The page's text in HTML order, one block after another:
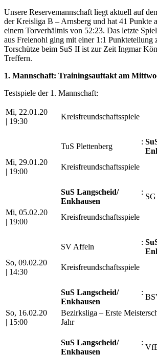
Unsere Reservemannschaft liegt aktuell auf
der Kreisliga B – Arnsberg und hat 41 Punkte
einem Torverhältnis von 52:23. Das letzte
aus Freienohl ging mit einer 1:1 Punkteteilung
Torschütze beim SuS II ist zur Zeit Ingmar
Treffern.
1. Mannschaft: Trainingsauftakt am
Testspiele der 1. Mannschaft:
Mi, 22.01.20
| 19:30
Kreisfreundschaftsspiele
TuS Plettenberg
:
Mi, 29.01.20
| 19:00
Kreisfreundschaftsspiele
SuS Langscheid/​
Enkhausen
:
Mi, 05.02.20
| 19:00
Kreisfreundschaftsspiele
SV Affeln
:
So, 09.02.20
| 14:30
Kreisfreundschaftsspiele
SuS Langscheid/​
Enkhausen
:
So, 16.02.20
| 15:00
Bezirksliga – Erste
Jahr
SuS Langscheid/​
Enkhausen
: